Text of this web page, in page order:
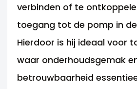
verbinden of te
toegang tot de pomp in
Hierdoor is hij ideaal voor
waar onderhoudsgemak
betrouwbaarheid